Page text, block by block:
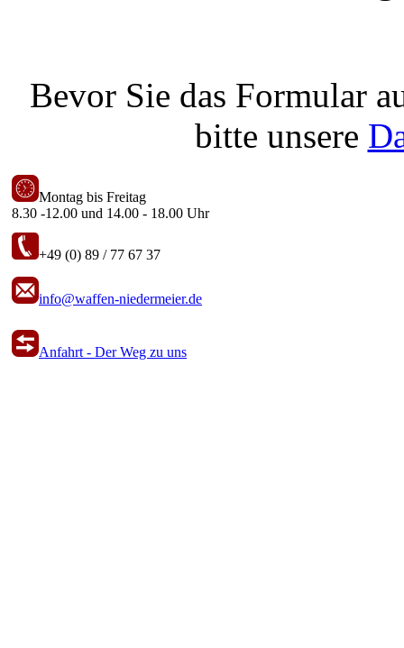
Bevor Sie das Formular
bitte unsere
Montag bis Freitag
8.30 -12.00 und 14.00 - 18.00 Uhr
+49 (0) 89 / 77 67 37
info@waffen-niedermeier.de
Anfahrt - Der Weg zu uns